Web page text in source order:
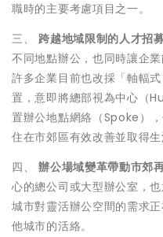
職時的主要考慮項目之一。
三、跨越地域限制的人才招
不同地點辦公，也同時讓企
許多企業目前也改採「軸輻
置，意即將總部視為中心（
置辦公地點網絡（Spoke）
住在市郊區有效改善並取得生
四、辦公場域變革帶動市郊
心的總公司或大型辦公室，
城市對靈活辦公空間的需求
他城市的活絡。